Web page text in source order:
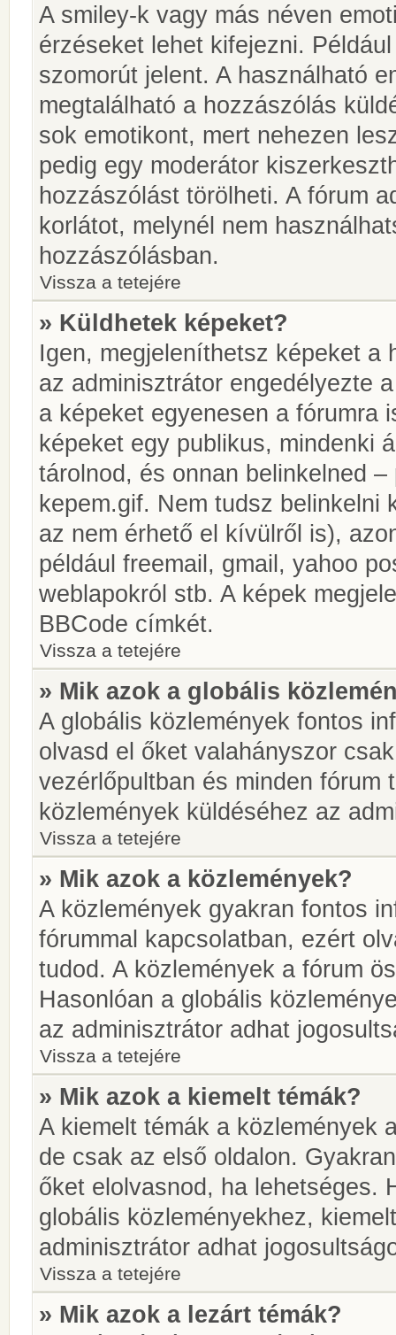
A smiley-k vagy más néven
érzéseket lehet kifejezni.
szomorút jelent. A használható
megtalálható a hozzászólás
sok emotikont, mert nehezen
pedig egy moderátor
hozzászólást törölheti. A fórum
korlátot, melynél nem
hozzászólásban.
Vissza a tetejére
» Küldhetek képeket?
Igen, megjeleníthetsz képeket a
az adminisztrátor engedélyezte
a képeket egyenesen a fórumra
képeket egy publikus, mindenki
tárolnod, és onnan belinkelned
kepem.gif. Nem tudsz belinkelni
az nem érhető el kívülről is),
például freemail, gmail, yahoo
weblapokról stb. A képek
BBCode címkét.
Vissza a tetejére
» Mik azok a globális
A globális közlemények fontos
olvasd el őket valahányszor
vezérlőpultban és minden fórum
közlemények küldéséhez az
Vissza a tetejére
» Mik azok a közlemények?
A közlemények gyakran fontos
fórummal kapcsolatban, ezért
tudod. A közlemények a fórum
Hasonlóan a globális
az adminisztrátor adhat
Vissza a tetejére
» Mik azok a kiemelt témák?
A kiemelt témák a közlemények
de csak az első oldalon.
őket elolvasnod, ha lehetséges.
globális közleményekhez,
adminisztrátor adhat
Vissza a tetejére
» Mik azok a lezárt témák?